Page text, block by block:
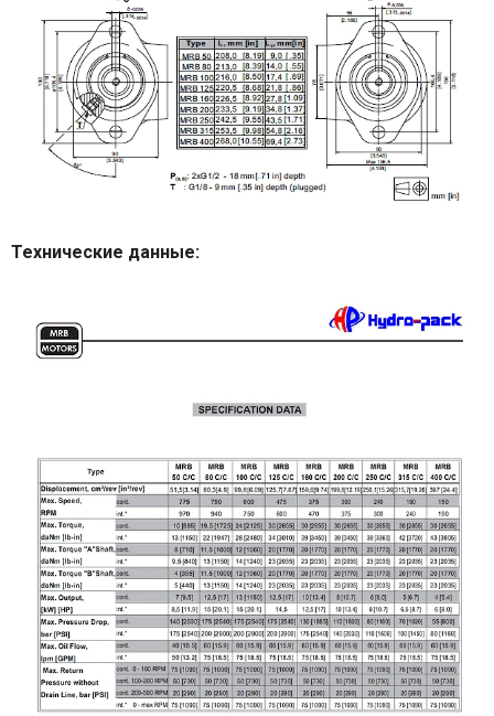
Технические данные: